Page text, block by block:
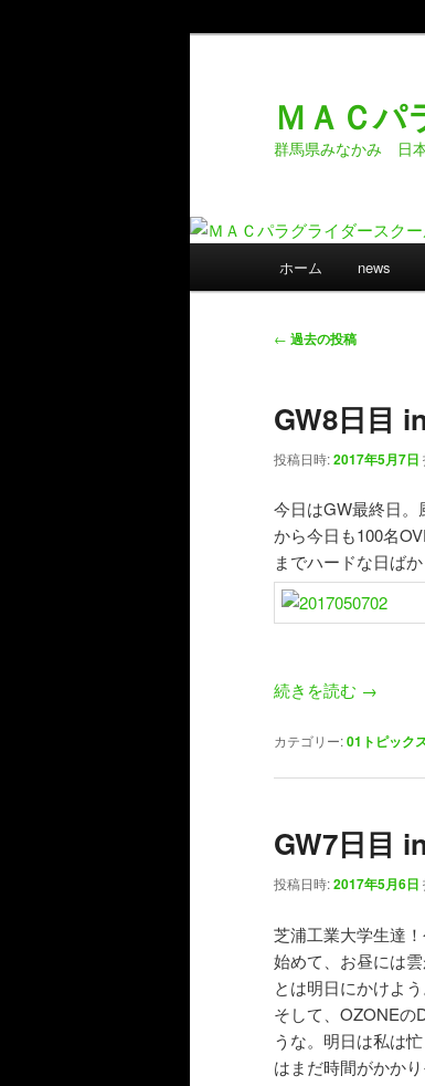
ＭＡＣパ
群馬県みなかみ 日
ホーム news
投
ビ
ー
シ
ョ
ン
← 過去の投稿
GW8日目
投稿日時:2017年5月7日
今日はGW最終日
から今日も100名
までハードな日ば
続きを読む →
カテゴリー:01トピック
GW7日目
投稿日時:2017年5月6日
芝浦工業大学生達
始めて、お昼には
とは明日にかけよう
そして、OZONEの
うな。明日は私は
はまだ時間がかかり